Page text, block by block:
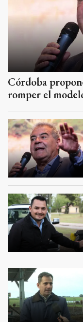
Córdoba
romper el